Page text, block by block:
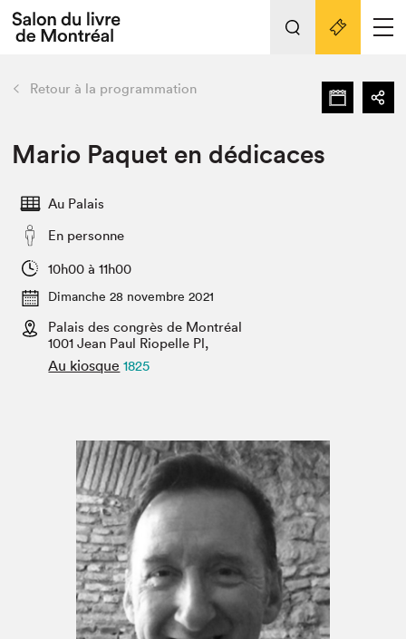
Espace médias
Espace exposant⋅e⋅s
Espace pro
Tout sur l'édition 2022
Actualités
Vidéos et Balados
Club de lecture Braindate
retour Nos activités
Édition 2022
Planifier sa visite
Projets partenaires 2022
Archives
Liens pratiques
Retour à la programmation
Mario Paquet en dédicaces
Au Palais
En personne
10h00 à 11h00
Dimanche 28 novembre 2021
Palais des congrès de Montréal
1001 Jean Paul Riopelle Pl,
Au kiosque 1825